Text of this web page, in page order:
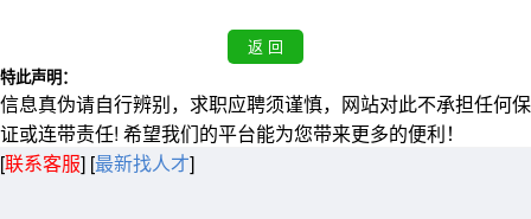
特此声明：
信息真伪请自行辨别，求职应聘须谨慎，网站对此不承担任何保
证或连带责任! 希望我们的平台能为您带来更多的便利！
[联系客服] [最新找人才]